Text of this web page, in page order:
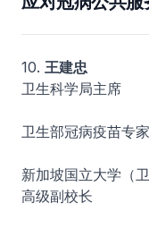
10. 王建忠
卫生科学局主席
卫生部冠病疫苗专
新加坡国立大学（
高级副校长